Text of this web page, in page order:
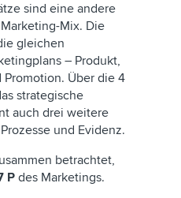
sind eine andere
Mix. Die
gleichen
– Produkt,
Promotion. Über die 4
strategische
auch drei weitere
und Evidenz.
betrachtet,
Pdes Marketings.